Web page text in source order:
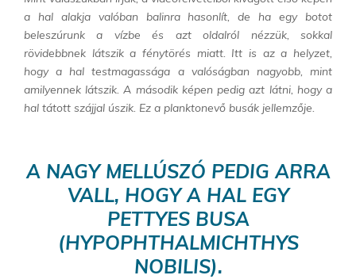
a hal alakja valóban balinra hasonlít, de ha egy botot
beleszúrunk a vízbe és azt oldalról nézzük, sokkal
rövidebbnek látszik a fénytörés miatt. Itt is az a helyzet,
hogy a hal testmagassága a valóságban nagyobb, mint
amilyennek látszik. A második képen pedig azt látni, hogy a
hal tátott szájjal úszik. Ez a planktonevő busák jellemzője.
A NAGY MELLÚSZÓ PEDIG ARRA
VALL, HOGY A HAL EGY
PETTYES BUSA
(HYPOPHTHALMICHTHYS
NOBILIS).